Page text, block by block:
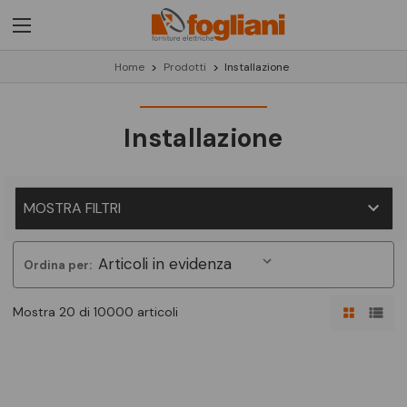
Home Prodotti Installazione
Installazione
MOSTRA FILTRI
Mostra 20 di 10000 articoli
Ordina per: